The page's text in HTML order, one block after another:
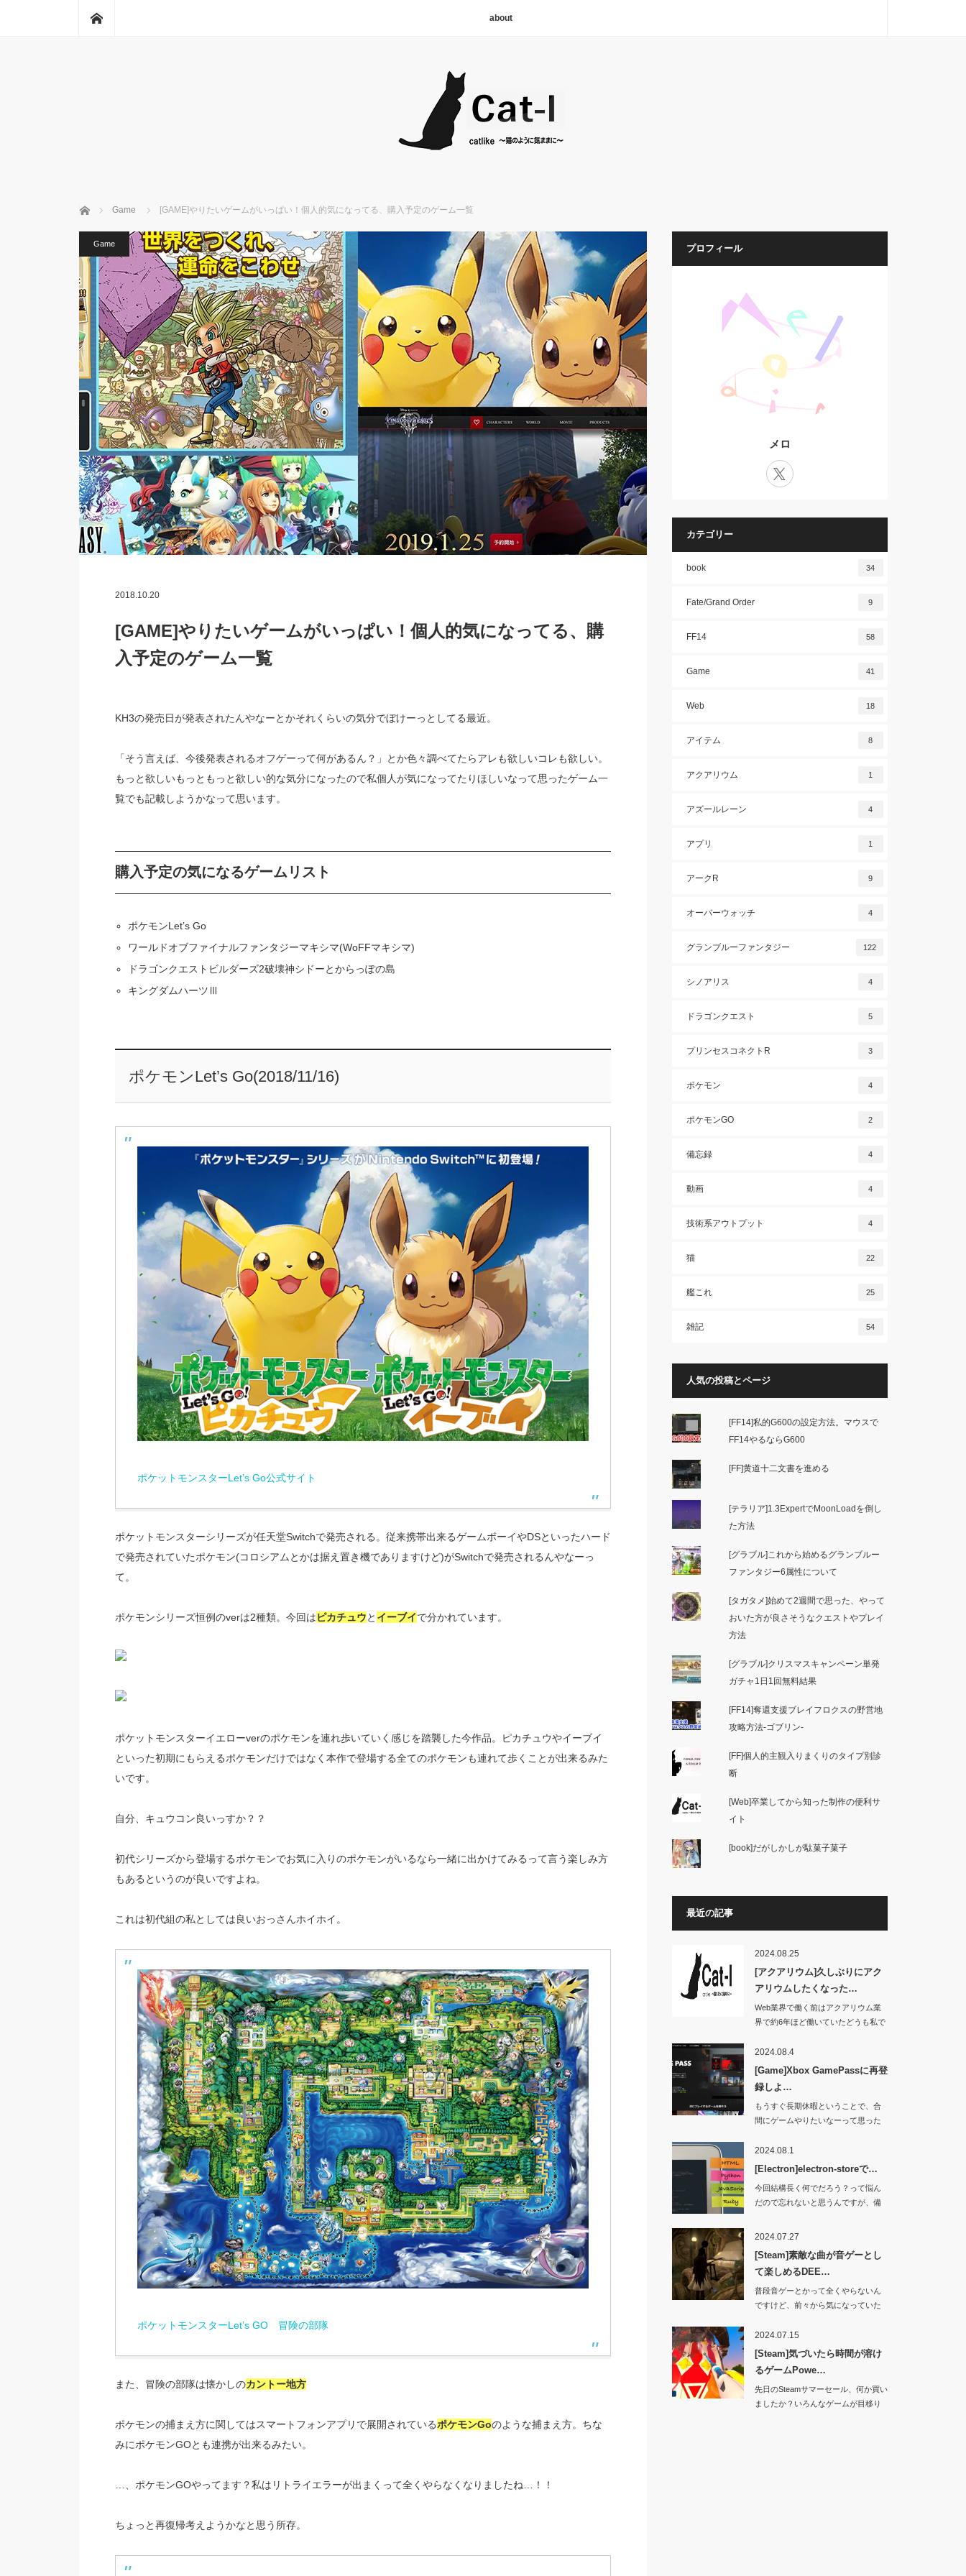
about
ホーム Game [GAME]やりたいゲームがいっぱい！個人的気になってる、購入予定のゲーム一覧
Game
2018.10.20
[GAME]やりたいゲームがいっぱい！個人的気になってる、購
入予定のゲーム一覧
KH3の発売日が発表されたんやなーとかそれくらいの気分でぼけーっとしてる最近。
「そう言えば、今後発表されるオフゲーって何があるん？」とか色々調べてたらアレも欲しいコレも欲しい。
もっと欲しいもっともっと欲しい的な気分になったので私個人が気になってたりほしいなって思ったゲーム一
覧でも記載しようかなって思います。
購入予定の気になるゲームリスト
ポケモンLet’s Go
ワールドオブファイナルファンタジーマキシマ(WoFFマキシマ)
ドラゴンクエストビルダーズ2破壊神シドーとからっぽの島
キングダムハーツⅢ
ポケモンLet’s Go(2018/11/16)
ポケットモンスターLet’s Go公式サイト
ポケットモンスターシリーズが任天堂Switchで発売される。従来携帯出来るゲームボーイやDSといったハード
で発売されていたポケモン(コロシアムとかは据え置き機でありますけど)がSwitchで発売されるんやなーっ
て。
ポケモンシリーズ恒例のverは2種類。今回はピカチュウと イーブイで分かれています。
ポケットモンスターイエローverのポケモンを連れ歩いていく感じを踏襲した今作品。ピカチュウやイーブイ
といった初期にもらえるポケモンだけではなく本作で登場する全てのポケモンも連れて歩くことが出来るみた
いです。
自分、キュウコン良いっすか？？
初代シリーズから登場するポケモンでお気に入りのポケモンがいるなら一緒に出かけてみるって言う楽しみ方
もあるというのが良いですよね。
これは初代組の私としては良いおっさんホイホイ。
ポケットモンスターLet’s GO 冒険の部隊
また、冒険の部隊は懐かしのカントー地方
ポケモンの捕まえ方に関してはスマートフォンアプリで展開されているポケモンGoのような捕まえ方。ちな
みにポケモンGOとも連携が出来るみたい。
…、ポケモンGOやってます？私はリトライエラーが出まくって全くやらなくなりましたね…！！
ちょっと再復帰考えようかなと思う所存。
プロフィール
メロ
カテゴリー
book 34
Fate/Grand Order 9
FF14 58
Game 41
Web 18
アイテム 8
アクアリウム 1
アズールレーン 4
アプリ 1
アークR 9
オーバーウォッチ 4
グランブルーファンタジー 122
シノアリス 4
ドラゴンクエスト 5
プリンセスコネクトR 3
ポケモン 4
ポケモンGO 2
備忘録 4
動画 4
技術系アウトプット 4
猫 22
艦これ 25
雑記 54
人気の投稿とページ
[FF14]私的G600の設定方法。マウスで
FF14やるならG600
[FF]黄道十二文書を進める
[テラリア]1.3ExpertでMoonLoadを倒し
た方法
[グラブル]これから始めるグランブルー
ファンタジー6属性について
[タガタメ]始めて2週間で思った、やって
おいた方が良さそうなクエストやプレイ
方法
[グラブル]クリスマスキャンペーン単発
ガチャ1日1回無料結果
[FF14]奪還支援ブレイフロクスの野営地
攻略方法-ゴブリン-
[FF]個人的主観入りまくりのタイプ別診
断
[Web]卒業してから知った制作の便利サ
イト
[book]だがしかしが駄菓子菓子
最近の記事
2024.08.25
[アクアリウム]久しぶりにアク
アリウムしたくなった…
Web業界で働く前はアクアリウム業
界で約6年ほど働いていたどうも私で
2024.08.4
[Game]Xbox GamePassに再登
録しよ…
もうすぐ長期休暇ということで、合
間にゲームやりたいなーって思った
2024.08.1
[Electron]electron-storeで…
今回結構長く何でだろう？って悩ん
だので忘れないと思うんですが、備
2024.07.27
[Steam]素敵な曲が音ゲーとし
て楽しめるDEE…
普段音ゲーとかって全くやらないん
ですけど、前々から気になっていた
2024.07.15
[Steam]気づいたら時間が溶け
るゲームPowe…
先日のSteamサマーセール、何か買い
ましたか？いろんなゲームが目移り